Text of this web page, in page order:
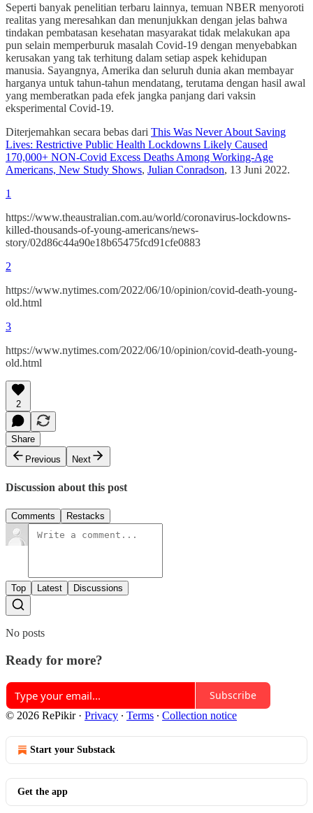
Seperti banyak penelitian terbaru lainnya, temuan NBER menyoroti
realitas yang meresahkan dan menunjukkan dengan jelas bahwa
tindakan pembatasan kesehatan masyarakat tidak melakukan apa
pun selain memperburuk masalah Covid-19 dengan menyebabkan
kerusakan yang tak terhitung dalam setiap aspek kehidupan
manusia. Sayangnya, Amerika dan seluruh dunia akan membayar
harganya untuk tahun-tahun mendatang, terutama dengan hasil awal
yang memberatkan pada efek jangka panjang dari vaksin
eksperimental Covid-19.
Diterjemahkan secara bebas dari This Was Never About Saving
Lives: Restrictive Public Health Lockdowns Likely Caused
170,000+ NON-Covid Excess Deaths Among Working-Age
Americans, New Study Shows, Julian Conradson, 13 Juni 2022.
1
https://www.theaustralian.com.au/world/coronavirus-lockdowns-
killed-thousands-of-young-americans/news-
story/02d86c44a90e18b65475fcd91cfe0883
2
https://www.nytimes.com/2022/06/10/opinion/covid-death-young-
old.html
3
https://www.nytimes.com/2022/06/10/opinion/covid-death-young-
old.html
2
Share
Previous
Next
Discussion about this post
Comments Restacks
Top Latest Discussions
No posts
Ready for more?
Subscribe
© 2026 RePikir· Privacy ∙ Terms ∙ Collection notice
Start your Substack
Get the app